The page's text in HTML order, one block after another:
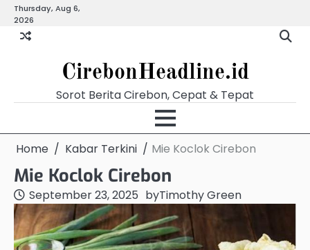
Skip
content
Thursday, Aug 6,
2026
CirebonHeadline.id
Sorot Berita Cirebon, Cepat & Tepat
Home Kabar Terkini Mie Koclok Cirebon
Mie Koclok Cirebon
September 23, 2025 byTimothy Green